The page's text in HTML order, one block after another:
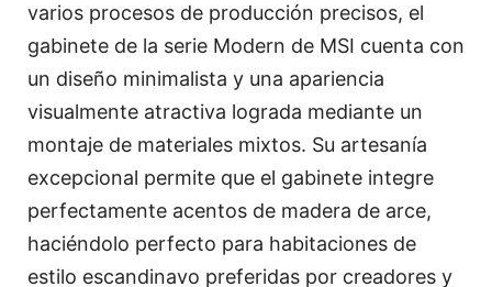
varios procesos de producción precisos, el
gabinete de la serie Modern de MSI cuenta con
un diseño minimalista y una apariencia
visualmente atractiva lograda mediante un
montaje de materiales mixtos. Su artesanía
excepcional permite que el gabinete integre
perfectamente acentos de madera de arce,
haciéndolo perfecto para habitaciones de
estilo escandinavo preferidas por creadores y